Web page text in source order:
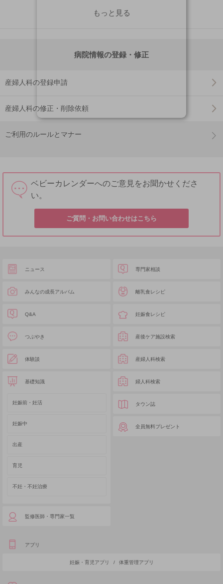
もっと見る
病院情報の登録・修正
産婦人科の登録申請
産婦人科の修正・削除依頼
ご利用のルールとマナー
ベビーカレンダーへのご意見をお聞かせくださ
い。
ご質問・お問い合わせはこちら
ニュース
みんなの成長アルバム
Q&A
つぶやき
体験談
基礎知識
妊娠前・妊活
妊娠中
出産
育児
不妊・不妊治療
監修医師・専門家一覧
専門家相談
離乳食レシピ
妊娠食レシピ
産後ケア施設検索
産婦人科検索
婦人科検索
タウン誌
全員無料プレゼント
アプリ
妊娠・育児アプリ / 体重管理アプリ